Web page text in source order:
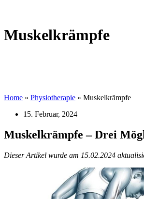
Muskelkrämpfe
Home » Physiotherapie » Muskelkrämpfe
15. Februar, 2024
Muskelkrämpfe – Drei
Dieser Artikel wurde am 15.02.2024